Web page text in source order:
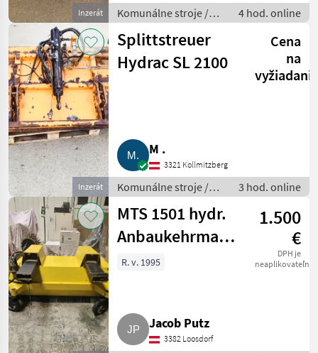
Inzerát
Komunálne stroje /
Striekacie stroje
4 hod. online
Inzerát
Splittstreuer
Hydrac SL 2100
Cena
na
M .
3321 Kollmitzberg
Komunálne stroje /
Striekacie stroje
3 hod. online
MTS 1501 hydr.
Anbaukehrmaschine
für Stapler,
1.500
€
DPH je
neaplikovateľné
R. v. 1995
Jacob Putz
3382 Loosdorf